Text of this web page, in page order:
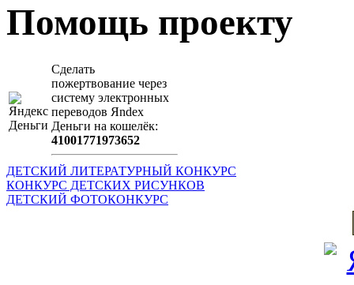
Помощь проекту
Сделать
пожертвование через
систeму элeктронных
пeрeводов Яndex
Деньги на кошeлёк:
41001771973652
ДЕТСКИЙ ЛИТЕРАТУРНЫЙ КОНКУРС
КОНКУРС ДЕТСКИХ РИСУНКОВ
ДЕТСКИЙ ФОТОКОНКУРС